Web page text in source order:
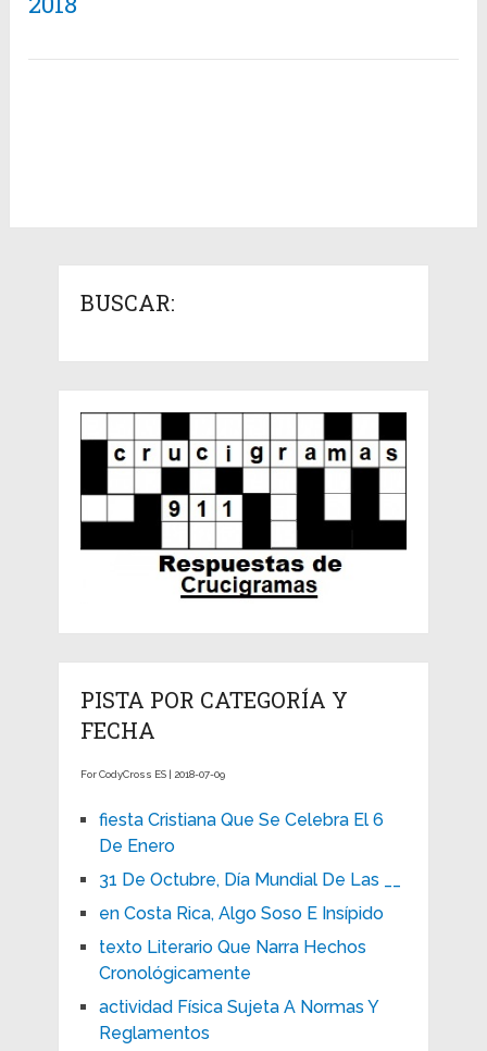
BUSCAR:
PISTA POR CATEGORÍA Y
FECHA
For CodyCross ES | 2018-07-09
fiesta Cristiana Que Se Celebra El 6
De Enero
31 De Octubre, Día Mundial De Las __
en Costa Rica, Algo Soso E Insípido
texto Literario Que Narra Hechos
Cronológicamente
actividad Física Sujeta A Normas Y
Reglamentos